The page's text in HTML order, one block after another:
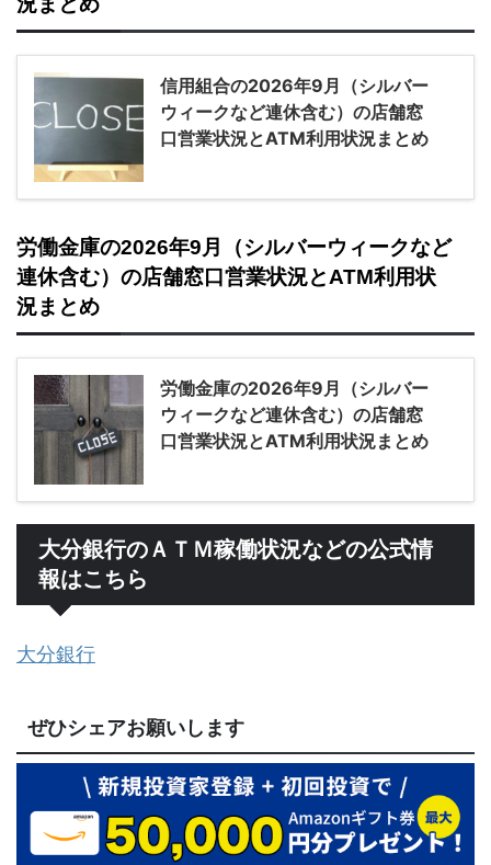
信用組合の2026年9月（シルバー
ウィークなど連休含む）の店舗窓
口営業状況とATM利用状況まとめ
労働金庫の2026年9月（シルバーウィークなど
連休含む）の店舗窓口営業状況とATM利用状
況まとめ
労働金庫の2026年9月（シルバー
ウィークなど連休含む）の店舗窓
口営業状況とATM利用状況まとめ
大分銀行のＡＴＭ稼働状況などの公式情
報はこちら
大分銀行
ぜひシェアお願いします